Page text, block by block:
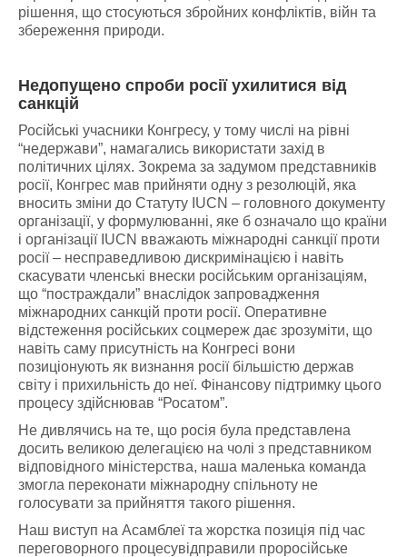
рішення, що стосуються збройних конфліктів, війн та
збереження природи.
Недопущено спроби росії ухилитися від
санкцій
Російські учасники Конгресу, у тому числі на рівні
“недержави”, намагались використати захід в
політичних цілях. Зокрема за задумом представників
росії, Конгрес мав прийняти одну з резолюцій, яка
вносить зміни до Статуту IUCN – головного документу
організації, у формулюванні, яке б означало що країни
і організації IUCN вважають міжнародні санкції проти
росії – несправедливою дискримінацією і навіть
скасувати членські внески російським організаціям,
що “постраждали” внаслідок запровадження
міжнародних санкцій проти росії. Оперативне
відстеження російських соцмереж дає зрозуміти, що
навіть саму присутність на Конгресі вони
позиціонують як визнання росії більшістю держав
світу і прихильність до неї. Фінансову підтримку цього
процесу здійснював “Росатом”.
Не дивлячись на те, що росія була представлена
досить великою делегацією на чолі з представником
відповідного міністерства, наша маленька команда
змогла переконати міжнародну спільноту не
голосувати за прийняття такого рішення.
Наш виступ на Асамблеї та жорстка позиція під час
переговорного процесувідправили проросійське